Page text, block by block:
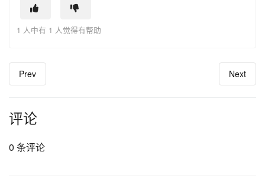
1 人中有 1 人觉得有帮助
Prev Next
评论
0 条评论